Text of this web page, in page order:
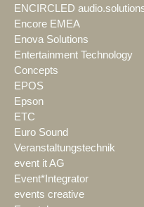
ENCIRCLED
Encore EMEA
Enova Solutions
Entertainment Technology
Concepts
EPOS
Epson
ETC
Euro Sound
Veranstaltungstechnik
event it AG
Event*Integrator
events creative